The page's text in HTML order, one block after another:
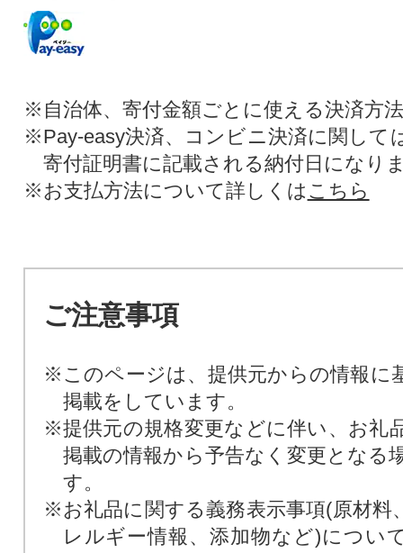
※自治体、寄付金額ごとに使える決済方
※Pay-easy決済、コンビニ決済に関して
寄付証明書に記載される納付日になり
※お支払方法について詳しくは こちら
ご注意事項
※このページは、提供元からの情報に
掲載をしています。
※提供元の規格変更などに伴い、お礼
掲載の情報から予告なく変更となる
す。
※お礼品に関する義務表示事項(原材料
レルギー情報、添加物など)につい